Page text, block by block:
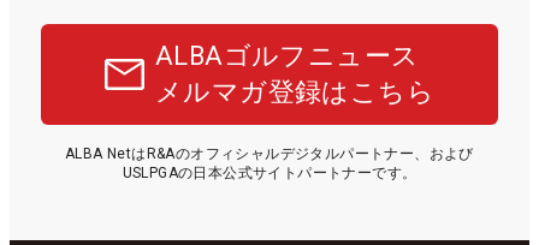
ALBAゴルフニュース
メルマガ登録はこちら
ALBA NetはR&Aのオフィシャルデジタルパートナー、および
USLPGAの日本公式サイトパートナーです。